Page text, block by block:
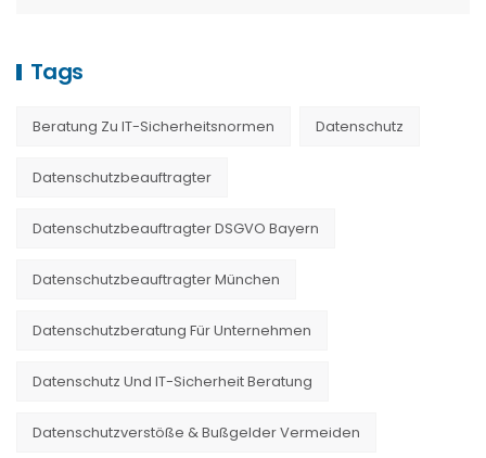
Tags
Beratung Zu IT-Sicherheitsnormen Datenschutz
Datenschutzbeauftragter
Datenschutzbeauftragter DSGVO Bayern
Datenschutzbeauftragter München
Datenschutzberatung Für Unternehmen
Datenschutz Und IT-Sicherheit Beratung
Datenschutzverstöße & Bußgelder Vermeiden